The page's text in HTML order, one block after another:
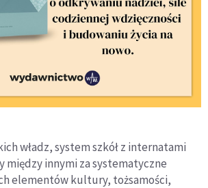
władz, system szkół z internatami
między innymi za systematyczne
elementów kultury, tożsamości,